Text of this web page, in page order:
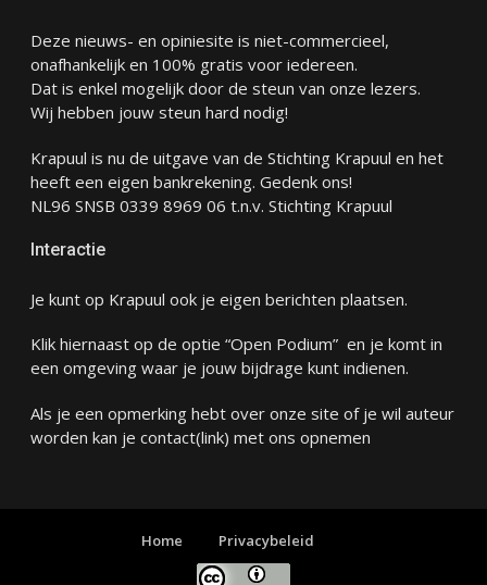
Deze nieuws- en opiniesite is niet-commercieel,
onafhankelijk en 100% gratis voor iedereen.
Dat is enkel mogelijk door de steun van onze lezers.
Wij hebben jouw steun hard nodig!
Krapuul is nu de uitgave van de Stichting Krapuul en het
heeft een eigen bankrekening. Gedenk ons!
NL96 SNSB 0339 8969 06 t.n.v. Stichting Krapuul
Interactie
Je kunt op Krapuul ook je eigen berichten plaatsen.
Klik hiernaast op de optie “Open Podium” en je komt in
een omgeving waar je jouw bijdrage kunt indienen.
Als je een opmerking hebt over onze site of je wil auteur
worden kan je contact(link) met ons opnemen
Home Privacybeleid